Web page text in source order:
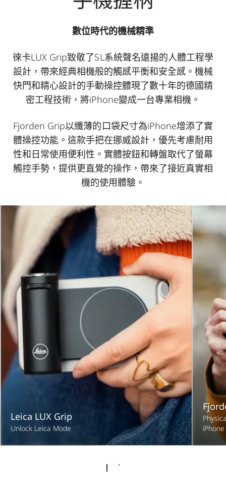
數位時代的機械精準
徠卡LUX Grip致敬了SL系統聲名遠揚的人體工程學
設計，帶來經典相機般的觸感平衡和安全感。機械
快門和精心設計的手動操控體現了數十年的德國精
密工程技術，將iPhone變成一台專業相機。
Fjorden Grip以纖薄的口袋尺寸為iPhone增添了實
體操控功能。這款手把在挪威設計，優先考慮耐用
性和日常使用便利性。實體按鈕和轉盤取代了螢幕
觸控手勢，提供更直覺的操作，帶來了接近真實相
機的使用體驗。
Leica LUX Grip
Unlock Leica Mode